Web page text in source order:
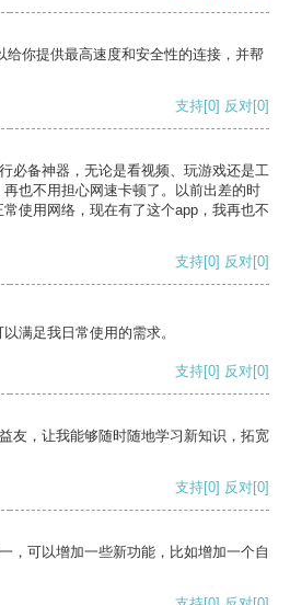
给你提供最高速度和安全性的连接，并帮
支持[0] 反对[0]
必备神器，无论是看视频、玩游戏还是工
也不用担心网速卡顿了。以前出差的时
使用网络，现在有了这个app，我再也不
支持[0] 反对[0]
满足我日常使用的需求。
支持[0] 反对[0]
友，让我能够随时随地学习新知识，拓宽
支持[0] 反对[0]
，可以增加一些新功能，比如增加一个自